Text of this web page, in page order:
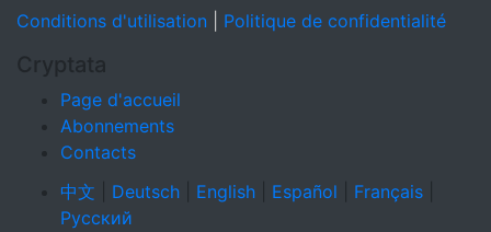
Conditions d'utilisation
Politique de confidentialité
Cryptata
Page d'accueil
Abonnements
Contacts
中文
Deutsch English Español Français
Русский